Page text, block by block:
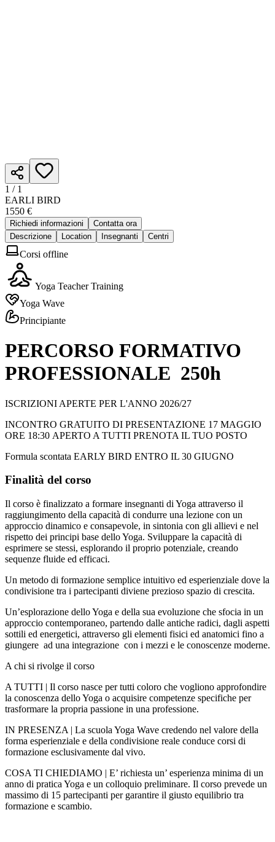
1 / 1
EARLI BIRD
1550 €
Richiedi informazioni
Contatta ora
Descrizione
Location Insegnanti Centri
Corsi offline
Yoga Teacher Training
Yoga Wave
Principiante
PERCORSO FORMATIVO
PROFESSIONALE 250h
ISCRIZIONI APERTE PER L'ANNO 2026/27
INCONTRO GRATUITO DI PRESENTAZIONE 17 MAGGIO
ORE 18:30 APERTO A TUTTI PRENOTA IL TUO POSTO
Formula scontata EARLY BIRD ENTRO IL 30 GIUGNO
Finalità del corso
Il corso è finalizzato a formare insegnanti di Yoga attraverso il
raggiungimento della capacità di condurre una lezione con un
approccio dinamico e consapevole, in sintonia con gli allievi e nel
rispetto dei principi base dello Yoga. Sviluppare la capacità di
esprimere se stessi, esplorando il proprio potenziale, creando
sequenze fluide ed efficaci.
Un metodo di formazione semplice intuitivo ed esperienziale dove la
condivisione tra i partecipanti diviene prezioso spazio di crescita.
Un’esplorazione dello Yoga e della sua evoluzione che sfocia in un
approccio contemporaneo, partendo dalle antiche radici, dagli aspetti
sottili ed energetici, attraverso gli elementi fisici ed anatomici fino a
giungere ad una integrazione con i mezzi e le conoscenze moderne.
A chi si rivolge il corso
A TUTTI | Il corso nasce per tutti coloro che vogliono approfondire
la conoscenza dello Yoga o acquisire competenze specifiche per
trasformare la propria passione in una professione.
IN PRESENZA | La scuola Yoga Wave credendo nel valore della
forma esperienziale e della condivisione reale conduce corsi di
formazione esclusivamente dal vivo.
COSA TI CHIEDIAMO | E’ richiesta un’ esperienza minima di un
anno di pratica Yoga e un colloquio preliminare. Il corso prevede un
massimo di 15 partecipanti per garantire il giusto equilibrio tra
formazione e scambio.